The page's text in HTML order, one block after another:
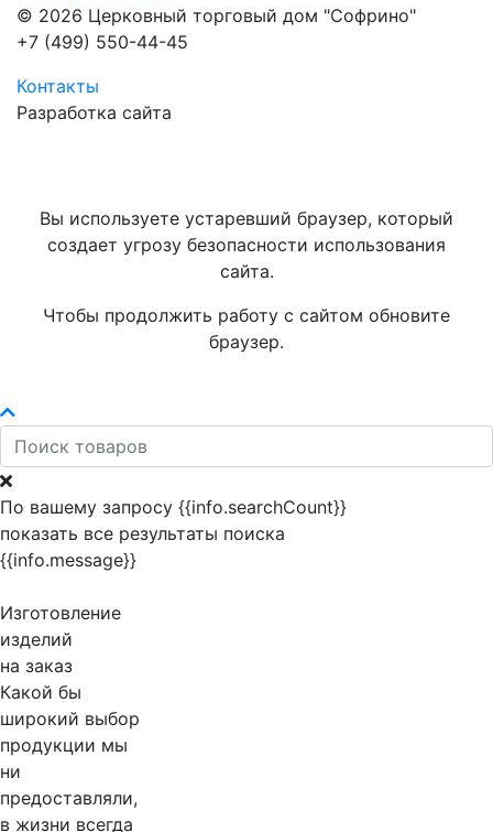
© 2026 Церковный торговый дом "Софрино"
+7 (499) 550-44-45
Контакты
Разработка сайта
Вы используете устаревший браузер, который
создает угрозу безопасности использования
сайта.
Чтобы продолжить работу с сайтом обновите
браузер.
По вашему запросу {{info.searchCount}}
показать все результаты поиска
{{info.message}}
Изготовление
изделий
на заказ
Какой бы
широкий выбор
продукции мы
ни
предоставляли,
в жизни всегда